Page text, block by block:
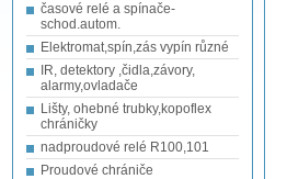
časové relé a spínače-
schod.autom.
Elektromat,spín,zás vypín různé
IR, detektory ,čidla,závory,
alarmy,ovladače
Lišty, ohebné trubky,kopoflex
chráničky
nadproudové relé R100,101
Proudové chrániče